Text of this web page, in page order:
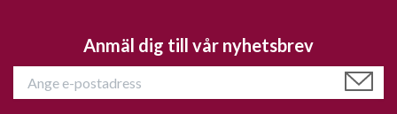
Anmäl dig till vår nyhetsbrev